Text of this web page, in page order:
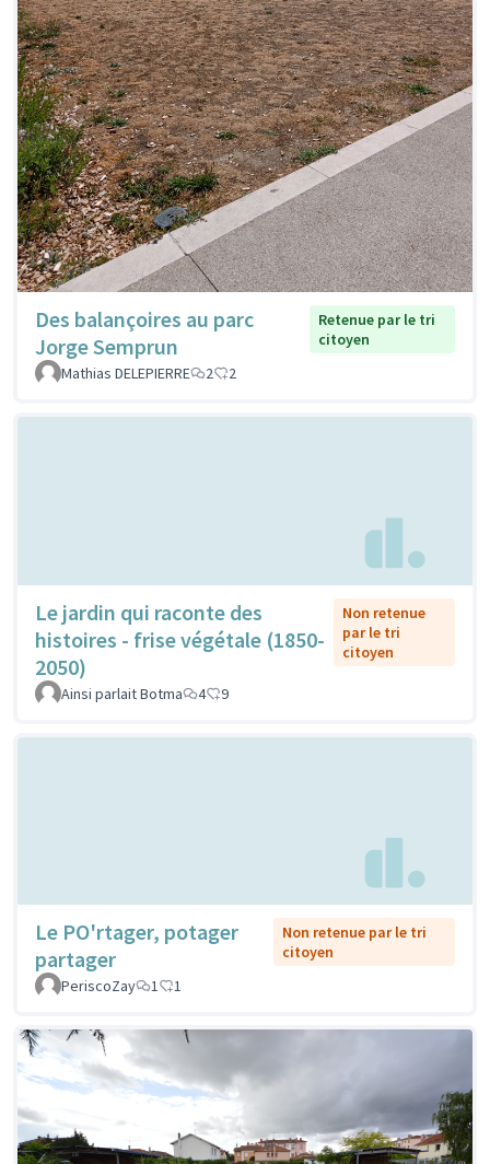
Des balançoires au parc
Jorge Semprun
Retenue par le tri
citoyen
Mathias DELEPIERRE
2 2
Le jardin qui raconte des
histoires - frise végétale (1850-
2050)
Non retenue
par le tri
citoyen
Ainsi parlait Botma 4 9
Le PO'rtager, potager
partager
Non retenue par le tri
citoyen
PeriscoZay
1 1